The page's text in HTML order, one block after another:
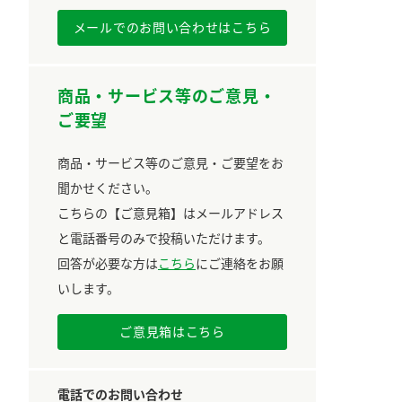
メールでのお問い合わせはこちら
商品・サービス等のご意見・
ご要望
商品・サービス等のご意見・ご要望をお
聞かせください。
こちらの【ご意見箱】はメールアドレス
と電話番号のみで投稿いただけます。
回答が必要な方はこちらにご連絡をお願
いします。
ご意見箱はこちら
電話でのお問い合わせ